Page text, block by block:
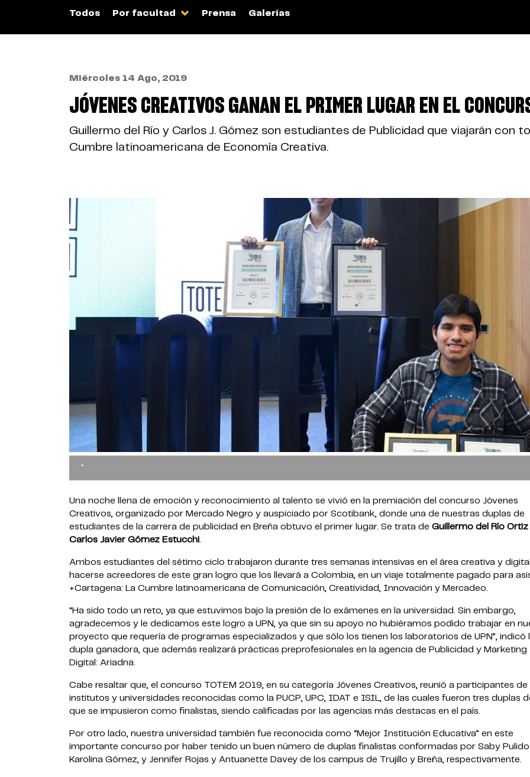
Todos Por facultad Prensa Galerías
Miércoles 14 Ago, 2019
JÓVENES CREATIVOS GANAN EL PRIMER LUGAR EN EL
Guillermo del Río y Carlos J. Gómez son estudiantes de Publicidad que viajarán con
Cumbre latinoamericana de Economía Creativa.
"
Una noche llena de emoción y reconocimiento al talento se vivió en la premiación del concurso Jóvenes
Creativos, organizado por Mercado Negro y auspiciado por Scotibank, donde una de nuestras duplas de
estudiantes de la carrera de publicidad en Breña obtuvo el primer lugar. Se trata de Guillermo del Río Ortiz
Carlos Javier Gómez Estucchi.
Ambos estudiantes del sétimo ciclo trabajaron durante tres semanas intensivas en el área creativa y
hacerse acreedores de este gran logro que los llevará a Colombia, en un viaje totalmente pagado para
+Cartagena: La Cumbre latinoamericana de Comunicación, Creatividad, Innovación y Mercadeo.
“Ha sido todo un reto, ya que estuvimos bajo la presión de lo exámenes en la universidad. Sin embargo,
agradecemos y le dedicamos este logro a UPN, ya que sin su apoyo no hubiéramos podido trabajar en
proyecto que requería de programas especializados y que sólo los tienen los laboratorios de UPN”, indicó
dupla ganadora, que además realizará prácticas preprofesionales en la agencia de Publicidad y Marketing
Digital: Ariadna.
Cabe resaltar que, el concurso TOTEM 2019, en su categoría Jóvenes Creativos, reunió a participantes de
institutos y universidades reconocidas como la PUCP, UPC, IDAT e ISIL, de las cuales fueron tres duplas
que se impusieron como finalistas, siendo calificadas por las agencias más destacas en el país.
Por otro lado, nuestra universidad también fue reconocida como “Mejor Institución Educativa” en este
importante concurso por haber tenido un buen número de duplas finalistas conformadas por Saby
Karolina Gómez, y Jennifer Rojas y Antuanette Davey de los campus de Trujillo y Breña, respectivamente.